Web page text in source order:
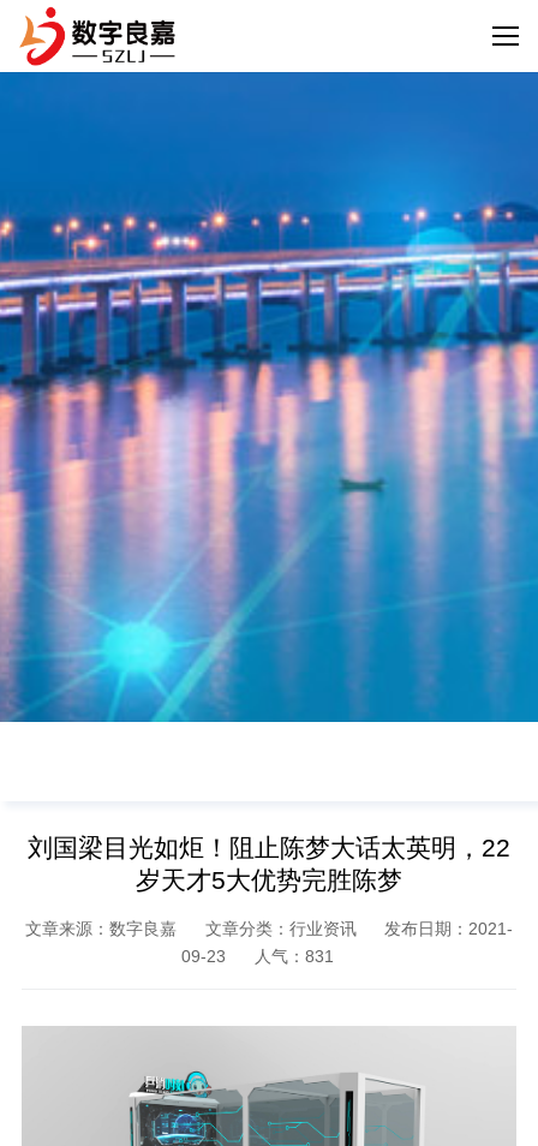
刘国梁目光如炬！阻止陈梦大话太英明，22
岁天才5大优势完胜陈梦
文章来源：数字良嘉 文章分类：行业资讯
发布日期：2021-
09-23
人气： 831